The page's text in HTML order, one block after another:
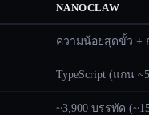
NANOCLAW
ความน้อยสุดขั้ว +
TypeScript (แกน
~3,900 บรรทัด